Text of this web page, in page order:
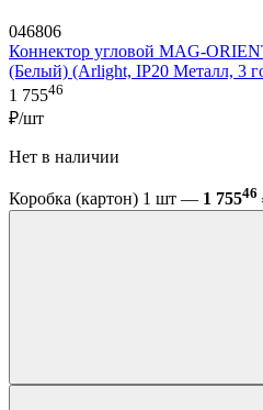
046806
Коннектор угловой MAG-
(Белый) (Arlight, IP20 Металл, 3
1 75546
₽/шт
Нет в наличии
Коробка (картон) 1 шт — 1 75546